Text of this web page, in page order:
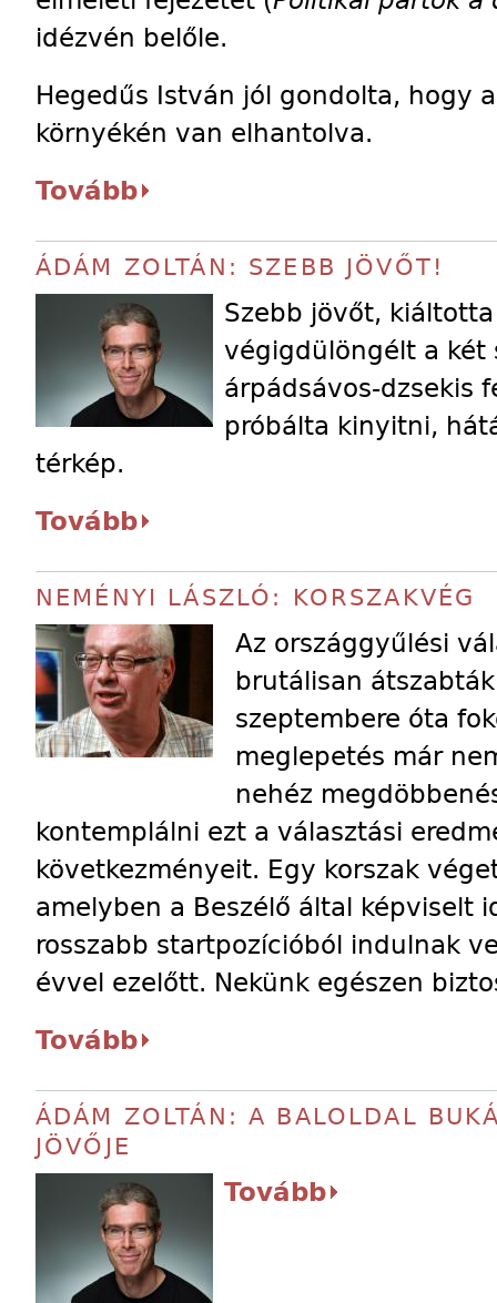
idézvén belőle.
Hegedűs István jól gondolta, hogy
környékén van elhantolva.
Tovább
ÁDÁM ZOLTÁN: SZEBB JÖVŐT!
Szebb jövőt,
végigdülöngélt a két
árpádsávos-dzsekis
próbálta kinyitni,
térkép.
Tovább
NEMÉNYI LÁSZLÓ: KORSZAKVÉG
Az országgyűlési
brutálisan
szeptembere óta
meglepetés már
nehéz
kontemplálni ezt a választási
következményeit. Egy korszak
amelyben a Beszélő által képviselt
rosszabb startpozícióból indulnak
évvel ezelőtt. Nekünk egészen
Tovább
ÁDÁM ZOLTÁN: A BALOLDAL
JÖVŐJE
Tovább